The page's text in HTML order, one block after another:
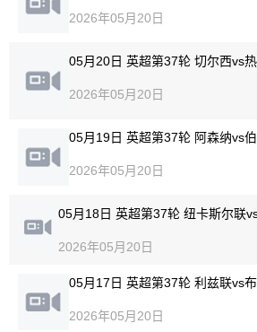
2026年05月20日
05月20日 英超第37轮 切尔西vs
2026年05月20日
05月19日 英超第37轮 阿森纳vs
2026年05月20日
2026年05月20日
05月17日 英超第37轮 利兹联vs
2026年05月20日